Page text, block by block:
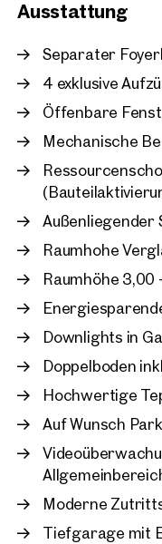
Ausstattung
Separater
4 exklusive
Öffenbare
Mechanische
Außenliegender
Raumhohe
Raumhöhe 3,00
Downlights in
Doppelboden
Hochwertige
Auf Wunsch
Moderne
Tiefgarage mit